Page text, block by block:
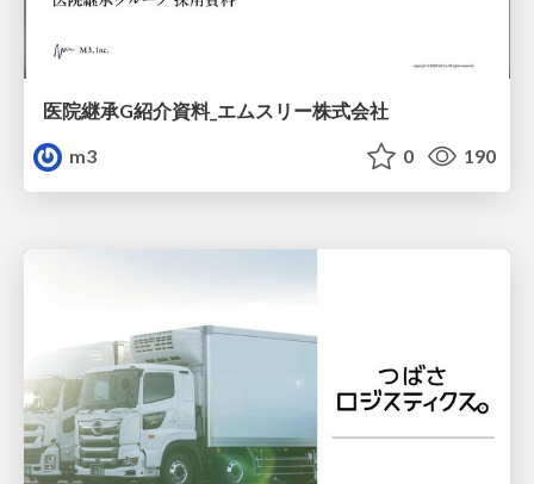
医院継承G紹介資料_エムスリー株式会社
m3
0 190